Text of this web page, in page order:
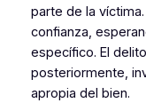
parte de la
confianza,
específico. El
posteriormente,
apropia del bien.